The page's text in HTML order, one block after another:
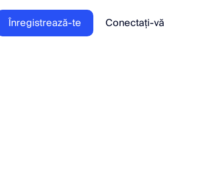
Înregistrează-te Conectați-vă